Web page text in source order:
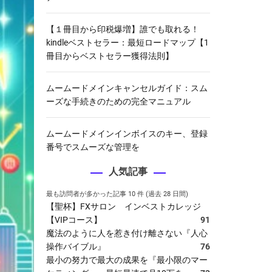
【１冊目から印税爆増】誰でも取れる！
kindleベストセラー：最短ロードマップ【1
冊目からベストセラー獲得法則】
ムームードメインキャンセルガイド：スム
ーズな手続きのための完全マニュアル
ムームードメインインボイスのキー、登録
番号でスムーズな管理を
人気記事
最も訪問者が多かった記事 10 件 (過去 28 日間)
【聖杯】FXサロン インベストカレッジ
【VIPコース】
91
魔法のように人を惹き付け離さない『人心
操作バイブル』
76
最小の努力で最大の成果を『最小限のマー